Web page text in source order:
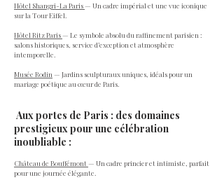
Hôtel Shangri-La Paris— Un cadre impérial et une vue iconique
sur la Tour Eiffel.
Hôtel Ritz Paris— Le symbole absolu du raffinement parisien :
salons historiques, service d’exception et atmosphère
intemporelle.
Musée Rodin— Jardins sculpturaux uniques, idéals pour un
mariage poétique au cœur de Paris.
Aux portes de Paris : des domaines
prestigieux pour une célébration
inoubliable :
Château de Bouffémont— Un cadre princier et intimiste, parfait
pour une journée élégante.